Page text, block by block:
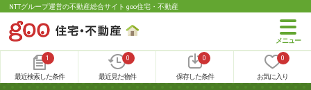
NTTグループ運営の不動産総合サイト goo住宅・不動産
1
最近検索した条件
0
最近見た物件
0
保存した条件
0
お気に入り